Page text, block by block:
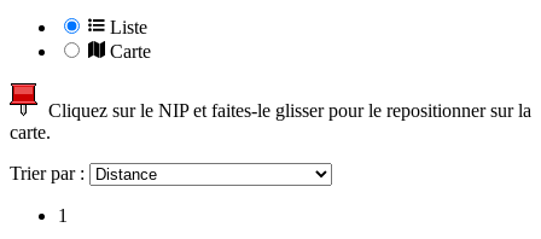
Liste
Carte
Cliquez sur le NIP et faites-le glisser pour le repositionner sur la
carte.
Trier par :
1